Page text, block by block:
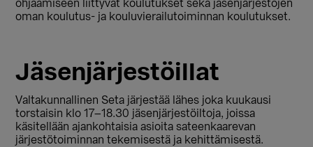
ohjaamiseen liittyvät koulutukset sekä jäsenjärjestöjen
oman koulutus- ja kouluvierailutoiminnan koulutukset.
Jäsenjärjestöillat
Valtakunnallinen Seta järjestää lähes joka kuukausi
torstaisin klo 17–18.30 jäsenjärjestöiltoja, joissa
käsitellään ajankohtaisia asioita sateenkaarevan
järjestötoiminnan tekemisestä ja kehittämisestä.